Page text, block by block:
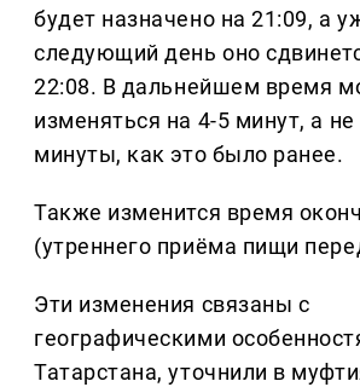
будет назначено на 21:09, а
следующий день оно
22:08. В дальнейшем время
изменяться на 4-5 минут, а
минуты, как это было ранее.
Также изменится время
(утреннего приёма пищи
Эти изменения связаны с
географическими
Татарстана, уточнили в